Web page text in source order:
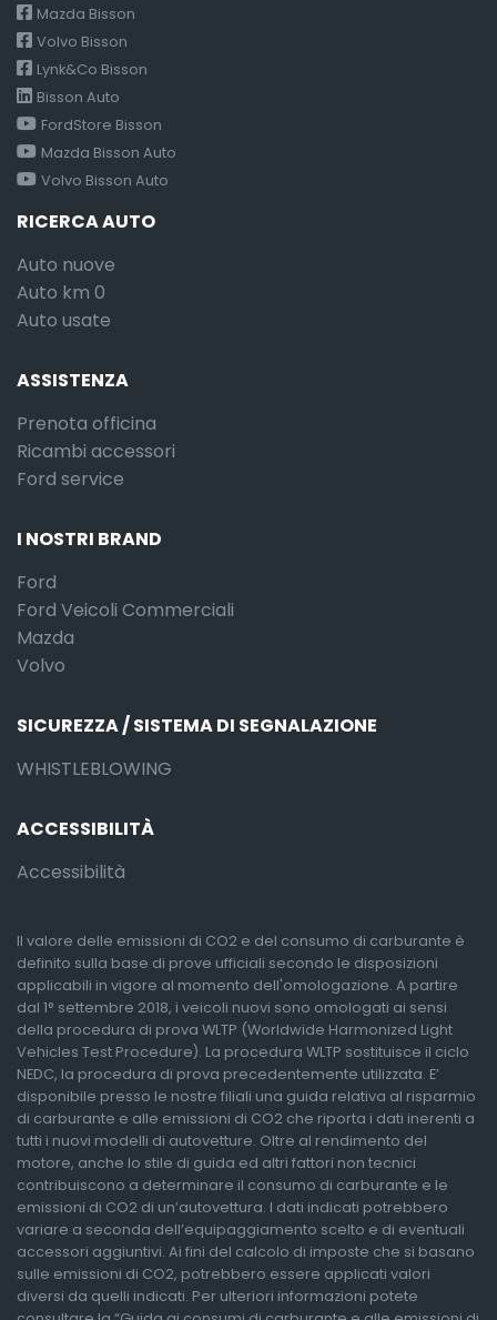
Mazda Bisson
Volvo Bisson
Lynk&Co Bisson
Bisson Auto
FordStore Bisson
Mazda Bisson Auto
Volvo Bisson Auto
RICERCA AUTO
Auto nuove
Auto km 0
Auto usate
ASSISTENZA
Prenota officina
Ricambi accessori
Ford service
I NOSTRI BRAND
Ford
Ford Veicoli Commerciali
Mazda
Volvo
SICUREZZA / SISTEMA DI SEGNALAZIONE
WHISTLEBLOWING
ACCESSIBILITÀ
Accessibilità
Il valore delle emissioni di CO2 e del consumo di carburante è
definito sulla base di prove ufficiali secondo le disposizioni
applicabili in vigore al momento dell'omologazione. A partire
dal 1° settembre 2018, i veicoli nuovi sono omologati ai sensi
della procedura di prova WLTP (Worldwide Harmonized Light
Vehicles Test Procedure). La procedura WLTP sostituisce il ciclo
NEDC, la procedura di prova precedentemente utilizzata. E’
disponibile presso le nostre filiali una guida relativa al risparmio
di carburante e alle emissioni di CO2 che riporta i dati inerenti a
tutti i nuovi modelli di autovetture. Oltre al rendimento del
motore, anche lo stile di guida ed altri fattori non tecnici
contribuiscono a determinare il consumo di carburante e le
emissioni di CO2 di un’autovettura. I dati indicati potrebbero
variare a seconda dell’equipaggiamento scelto e di eventuali
accessori aggiuntivi. Ai fini del calcolo di imposte che si basano
sulle emissioni di CO2, potrebbero essere applicati valori
diversi da quelli indicati. Per ulteriori informazioni potete